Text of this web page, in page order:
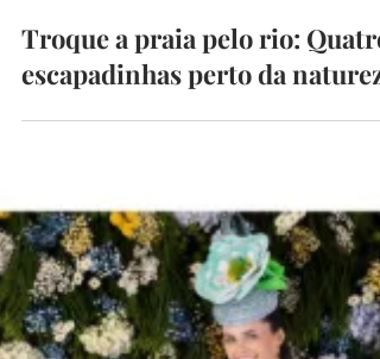
há 3 dias
2 min de leitura
Troque a praia pelo rio: Quatro
escapadinhas perto da natureza